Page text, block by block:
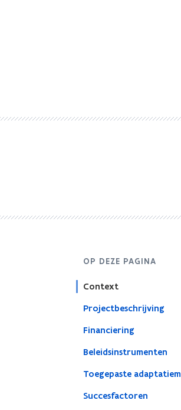
OP DEZE PAGINA
Context
Projectbeschrijving
Financiering
Beleidsinstrumenten
Toegepaste
Succesfactoren